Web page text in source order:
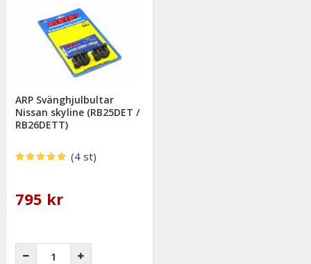
ARP Svänghjulbultar
Nissan skyline (RB25DET /
RB26DETT)
(4 st)
795 kr